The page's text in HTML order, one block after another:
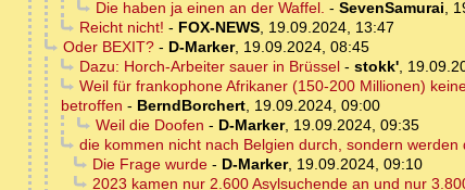
Die haben ja einen an der Waffel. - SevenSamurai,
Reicht nicht! - FOX-NEWS, 19.09.2024, 13:47
Oder BEXIT?- D-Marker, 19.09.2024, 08:45
Dazu: Horch-Arbeiter sauer in Brüssel- stokk',
Weil für frankophone Afrikaner (150-200 Millionen)
betroffen - BerndBorchert, 19.09.2024, 09:00
Weil die Doofen - D-Marker, 19.09.2024, 09:35
die kommen nicht nach Belgien durch, sondern
Die Frage wurde- D-Marker, 19.09.2024, 09:10
2023 kamen nur 2.600 Asylsuchende an und nur